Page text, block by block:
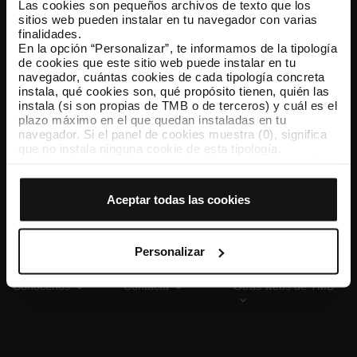
Las cookies son pequeños archivos de texto que los
sitios web pueden instalar en tu navegador con varias
finalidades.
En la opción “Personalizar”, te informamos de la tipología
de cookies que este sitio web puede instalar en tu
navegador, cuántas cookies de cada tipología concreta
instala, qué cookies son, qué propósito tienen, quién las
instala (si son propias de TMB o de terceros) y cuál es el
plazo máximo en el que quedan instaladas en tu
navegador. Si el panel de cookies muestra (0), significa
que no instala ninguna cookie de esta tipología.
que todas estas cookies se instalen en tu navegador.
tipología de cookies permite indicar si quieres que se
instalen o no las cookies de esa clase.
Una vez que hayas marcado tus preferencias, debes
hacer clic en “Seleccionar y configurar”. Así se instalarán
previamente. Te sugerimos que selecciones las cookies
de personalización, porque permiten recordar tus
opciones de navegación (como el idioma) y mejoran tu
Aceptar todas las cookies
Personalizar
TMB App
Descárgate TMB App y compra tus billetes
App Store Google Play
Conócenos Contacta Otras webs de TMB